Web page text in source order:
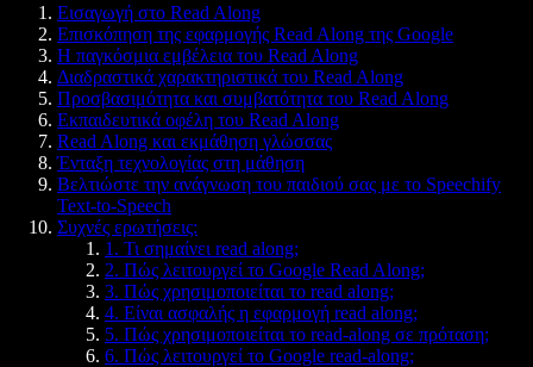
Εισαγωγή στο Read Along
Επισκόπηση της εφαρμογής Read Along της Google
Η παγκόσμια εμβέλεια του Read Along
Διαδραστικά χαρακτηριστικά του Read Along
Προσβασιμότητα και συμβατότητα του Read Along
Εκπαιδευτικά οφέλη του Read Along
Read Along και εκμάθηση γλώσσας
Ένταξη τεχνολογίας στη μάθηση
Βελτιώστε την ανάγνωση του παιδιού σας με το Speechify
Text-to-Speech
Συχνές ερωτήσεις:
1. Τι σημαίνει read along;
2. Πώς λειτουργεί το Google Read Along;
3. Πώς χρησιμοποιείται το read along;
4. Είναι ασφαλής η εφαρμογή read along;
5. Πώς χρησιμοποιείται το read-along σε πρόταση;
6. Πώς λειτουργεί το Google read-along;